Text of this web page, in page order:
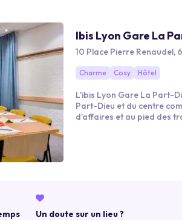
Ibis Lyon Gare La
10 Place Pierre Renaudel,
Charme Cosy Hôtel
L'ibis Lyon Gare La Part-
Part-Dieu et du centre
d'affaires et au pied des
Un doute sur un lieu ?